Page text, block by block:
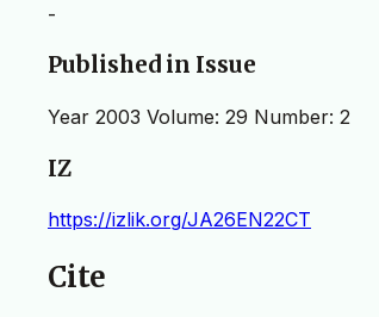
-
Published in Issue
Year 2003 Volume: 29 Number: 2
IZ
https://izlik.org/JA26EN22CT
Cite